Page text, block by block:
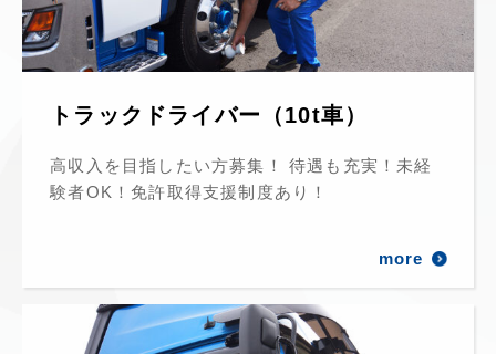
トラックドライバー（10t車）
高収入を目指したい方募集！ 待遇も充実！未経
験者OK！免許取得支援制度あり！
more